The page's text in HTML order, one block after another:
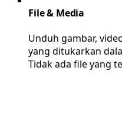
File & Media
Unduh gambar,
yang ditukarkan
Tidak ada file yang